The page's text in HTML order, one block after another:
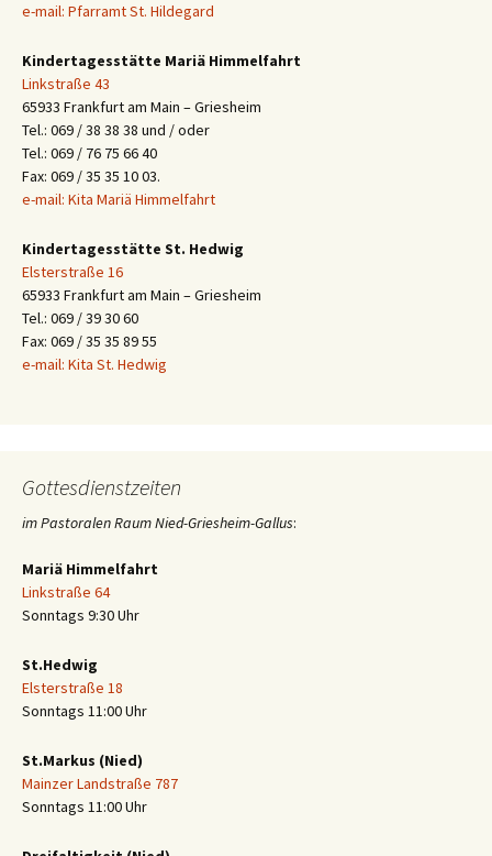
e-mail: Pfarramt St. Hildegard
Kindertagesstätte Mariä Himmelfahrt
Linkstraße 43
65933 Frankfurt am Main – Griesheim
Tel.: 069 / 38 38 38 und / oder
Tel.: 069 / 76 75 66 40
Fax: 069 / 35 35 10 03.
e-mail: Kita Mariä Himmelfahrt
Kindertagesstätte St. Hedwig
Elsterstraße 16
65933 Frankfurt am Main – Griesheim
Tel.: 069 / 39 30 60
Fax: 069 / 35 35 89 55
e-mail: Kita St. Hedwig
Gottesdienstzeiten
im Pastoralen Raum Nied-Griesheim-Gallus:
Mariä Himmelfahrt
Linkstraße 64
Sonntags 9:30 Uhr
St.Hedwig
Elsterstraße 18
Sonntags 11:00 Uhr
St.Markus (Nied)
Mainzer Landstraße 787
Sonntags 11:00 Uhr